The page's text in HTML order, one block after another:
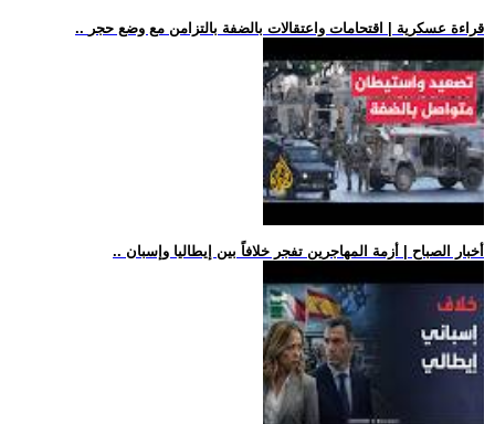
.. قراءة عسكرية | اقتحامات واعتقالات بالضفة بالتزامن مع وضع حجر
.. أخبار الصباح | أزمة المهاجرين تفجر خلافاً بين إيطاليا وإسبان